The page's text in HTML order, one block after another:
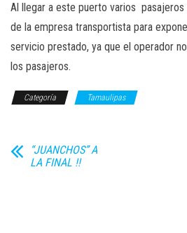
Al llegar a este puerto varios
de la empresa transportista para
servicio prestado, ya que el operador
los pasajeros.
Categoría Tamaulipas
“JUANCHOS” A
LA FINAL !!